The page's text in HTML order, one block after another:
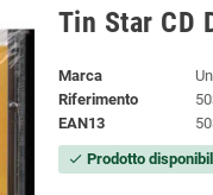
Tin Star CD
Marca
Riferimento
EAN13
check Prodotto